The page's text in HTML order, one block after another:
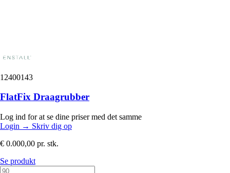
12400143
FlatFix Draagrubber
Log ind for at se dine priser med det samme
Login → Skriv dig op
€ 0.000,00 pr. stk.
Se produkt